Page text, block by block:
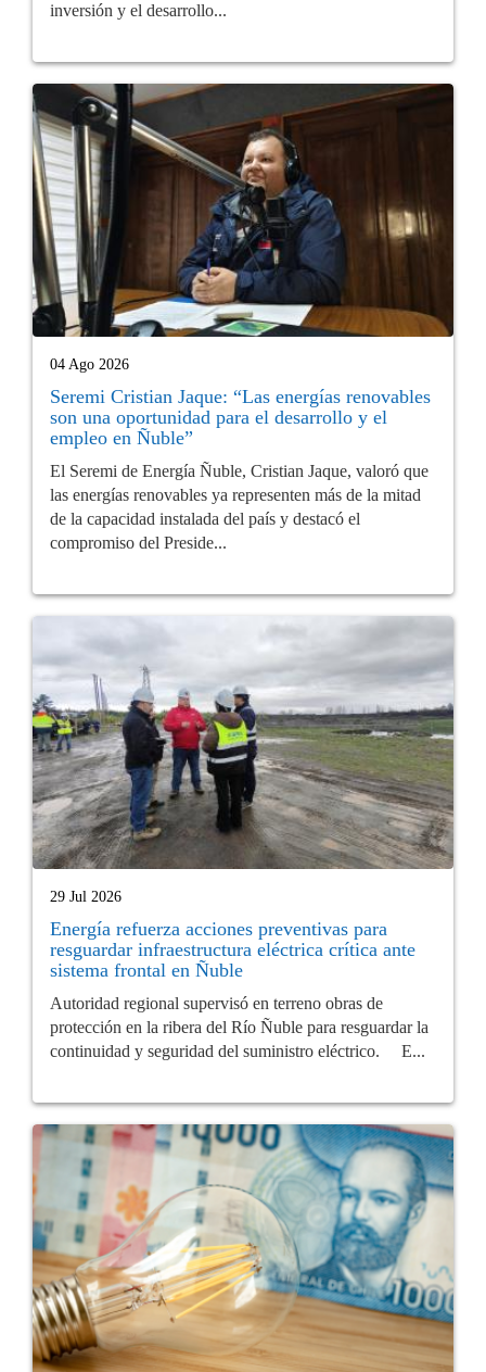
inversión y el desarrollo...
04 Ago 2026
Seremi Cristian Jaque: “Las energías renovables
son una oportunidad para el desarrollo y el
empleo en Ñuble”
El Seremi de Energía Ñuble, Cristian Jaque, valoró que
las energías renovables ya representen más de la mitad
de la capacidad instalada del país y destacó el
compromiso del Preside...
29 Jul 2026
Energía refuerza acciones preventivas para
resguardar infraestructura eléctrica crítica ante
sistema frontal en Ñuble
Autoridad regional supervisó en terreno obras de
protección en la ribera del Río Ñuble para resguardar la
continuidad y seguridad del suministro eléctrico. E...